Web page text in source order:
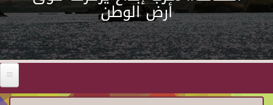
أرض الوطن